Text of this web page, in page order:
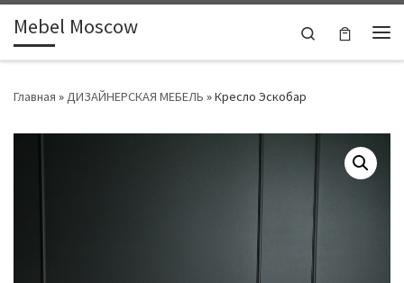
Skip to content
Mebel Moscow
Search
Главная »ДИЗАЙНЕРСКАЯ МЕБЕЛЬ »Кресло Эскобар